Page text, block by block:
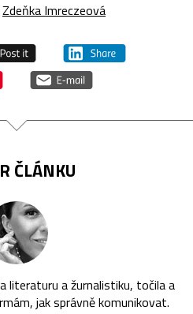
Zdeňka Imreczeová
ČLÁNKU
literaturu a žurnalistiku, točila a
jak správně komunikovat.